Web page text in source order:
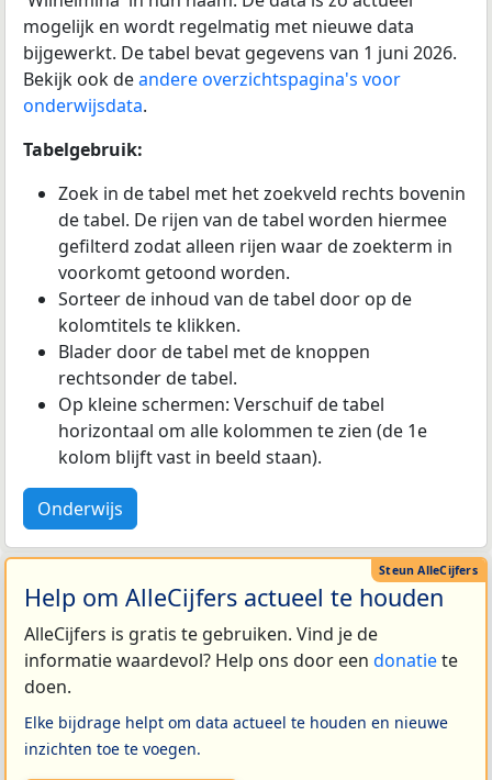
mogelijk en wordt regelmatig met nieuwe data
bijgewerkt. De tabel bevat gegevens van 1 juni 2026.
Bekijk ook deandere overzichtspagina's voor
onderwijsdata.
Tabelgebruik:
Zoek in de tabel met het zoekveld rechts bovenin
de tabel. De rijen van de tabel worden hiermee
gefilterd zodat alleen rijen waar de zoekterm in
voorkomt getoond worden.
Sorteer de inhoud van de tabel door op de
kolomtitels te klikken.
Blader door de tabel met de knoppen
rechtsonder de tabel.
Op kleine schermen: Verschuif de tabel
horizontaal om alle kolommen te zien (de 1e
kolom blijft vast in beeld staan).
Onderwijs
Help om AlleCijfers actueel te houden
AlleCijfers is gratis te gebruiken. Vind je de
informatie waardevol? Help ons door een donatiete
doen.
Elke bijdrage helpt om data actueel te houden en nieuwe
inzichten toe te voegen.